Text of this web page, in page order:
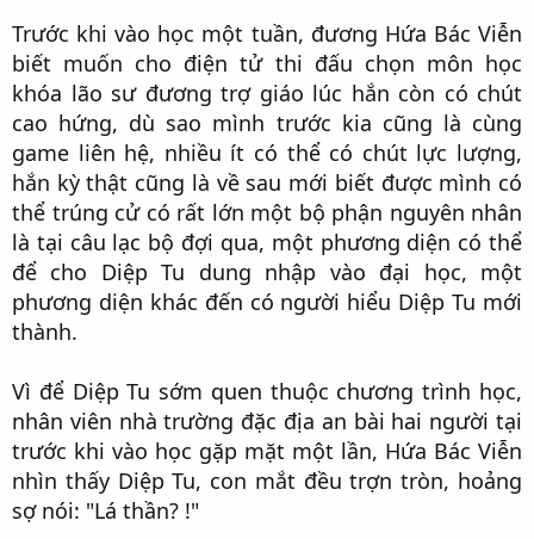
Trước khi vào học một tuần, đương Hứa Bác Viễn
biết muốn cho điện tử thi đấu chọn môn học
khóa lão sư đương trợ giáo lúc hắn còn có chút
cao hứng, dù sao mình trước kia cũng là cùng
game liên hệ, nhiều ít có thể có chút lực lượng,
hắn kỳ thật cũng là về sau mới biết được mình có
thể trúng cử có rất lớn một bộ phận nguyên nhân
là tại câu lạc bộ đợi qua, một phương diện có thể
để cho Diệp Tu dung nhập vào đại học, một
phương diện khác đến có người hiểu Diệp Tu mới
thành.​
Vì để Diệp Tu sớm quen thuộc chương trình học,
nhân viên nhà trường đặc địa an bài hai người tại
trước khi vào học gặp mặt một lần, Hứa Bác Viễn
nhìn thấy Diệp Tu, con mắt đều trợn tròn, hoảng
sợ nói: "Lá thần? !"​